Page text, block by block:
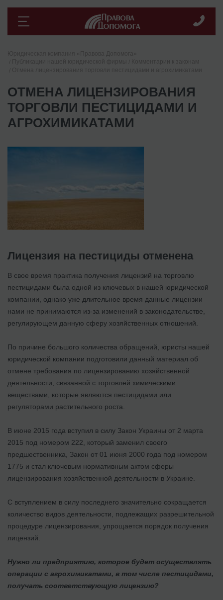
ОТМЕНА ЛИЦЕНЗИРОВАНИЯ
ТОРГОВЛИ ПЕСТИЦИДАМИ И
АГРОХИМИКАТАМИ
Лицензия на пестициды отменена
В свое время практика получения лицензий на торговлю
пестицидами была одной из ключевых в нашей юридической
компании, однако уже длительное время данные лицензии
нами не принимаются из-за изменений в законодательстве,
регулирующем данную сферу хозяйственных отношений.
По причине большого количества обращений, юристы нашей
юридической компании подготовили данный материал об
отмене требования по лицензированию хозяйственной
деятельности, связанной с торговлей химическими
веществами, которые являются пестицидами или
регуляторами растительного роста.
В июне 2015 года вступил в силу Закон Украины от 2 марта
2015 под номером 222, который заменил своего
предшественника, Закон от 01 июня 2000 года под номером
1775 и стал ключевым нормативным актом сферы
лицензирования хозяйственной деятельности в Украине.
С вступлением в силу последнего значительно сокращается
количество видов деятельности, подлежащих разрешительной
процедуре лицензирования, упрощается порядок получения
лицензий.
Нужно ли предприятию, которое будет осуществлять
операции с агрохимикатами, в том числе пестицидами,
получать соответствующую лицензию?